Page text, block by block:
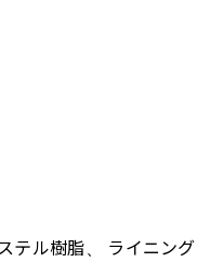
テル樹脂、 ライニング